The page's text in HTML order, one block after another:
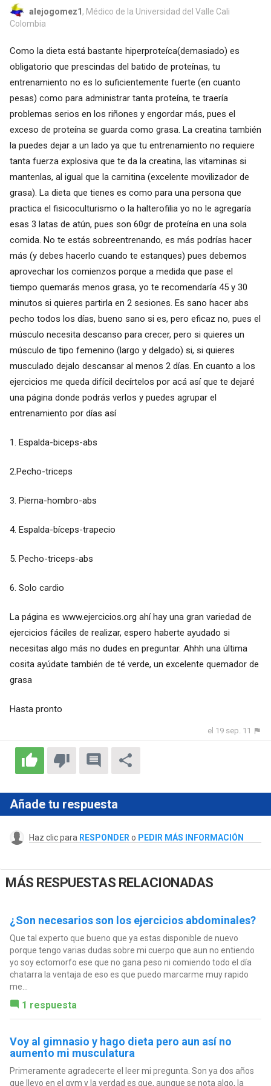
alejogomez1 , Médico de la Universidad del Valle Cali
Colombia
Como la dieta está bastante hiperproteíca(demasiado) es
obligatorio que prescindas del batido de proteínas, tu
entrenamiento no es lo suficientemente fuerte (en cuanto
pesas) como para administrar tanta proteína, te traería
problemas serios en los riñones y engordar más, pues el
exceso de proteína se guarda como grasa. La creatina también
la puedes dejar a un lado ya que tu entrenamiento no requiere
tanta fuerza explosiva que te da la creatina, las vitaminas si
mantenlas, al igual que la carnitina (excelente movilizador de
grasa). La dieta que tienes es como para una persona que
practica el fisicoculturismo o la halterofilia yo no le agregaría
esas 3 latas de atún, pues son 60gr de proteína en una sola
comida. No te estás sobreentrenando, es más podrías hacer
más (y debes hacerlo cuando te estanques) pues debemos
aprovechar los comienzos porque a medida que pase el
tiempo quemarás menos grasa, yo te recomendaría 45 y 30
minutos si quieres partirla en 2 sesiones. Es sano hacer abs
pecho todos los días, bueno sano si es, pero eficaz no, pues el
músculo necesita descanso para crecer, pero si quieres un
músculo de tipo femenino (largo y delgado) si, si quieres
musculado dejalo descansar al menos 2 días. En cuanto a los
ejercicios me queda difícil decírtelos por acá así que te dejaré
una página donde podrás verlos y puedes agrupar el
entrenamiento por días así
1. Espalda-biceps-abs
2.Pecho-triceps
3. Pierna-hombro-abs
4. Espalda-bíceps-trapecio
5. Pecho-triceps-abs
6. Solo cardio
La página es www.ejercicios.org ahí hay una gran variedad de
ejercicios fáciles de realizar, espero haberte ayudado si
necesitas algo más no dudes en preguntar. Ahhh una última
cosita ayúdate también de té verde, un excelente quemador de
grasa
Hasta pronto
el 19 sep. 11
Añade tu respuesta
Haz clic para RESPONDER o PEDIR MÁS INFORMACIÓN
MÁS RESPUESTAS RELACIONADAS
¿Son necesarios son los ejercicios abdominales?
Que tal experto que bueno que ya estas disponible de nuevo
porque tengo varias dudas sobre mi cuerpo que aun no entiendo
yo soy ectomorfo ese que no gana peso ni comiendo todo el día
chatarra la ventaja de eso es que puedo marcarme muy rapido
me...
1 respuesta
Voy al gimnasio y hago dieta pero aun así no
aumento mi musculatura
Primeramente agradecerte el leer mi pregunta. Son ya dos años
que llevo en el gym y la verdad es que, aunque se nota algo, la